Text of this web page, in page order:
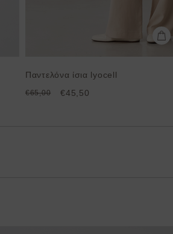
Παντελόνα ίσια lyocell
€65,00 €45,50